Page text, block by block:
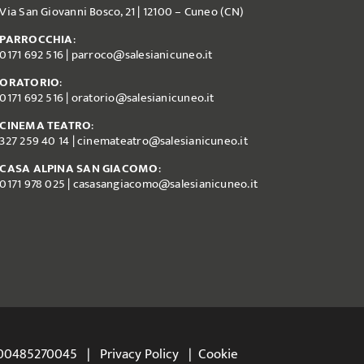
Via San Giovanni Bosco, 21 | 12100 – Cuneo (CN)
PARROCCHIA:
0171 692 516| parroco@salesianicuneo.it
ORATORIO:
0171 692 516|oratorio@salesianicuneo.it
CINEMA TEATRO:
327 259 40 14 |cinemateatro@salesianicuneo.it
CASA ALPINA SAN GIACOMO:
0171 978 025 |casasangiacomo@salesianicuneo.it
| Privacy Policy| Cookie